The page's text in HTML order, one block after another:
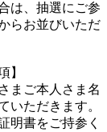
は、抽選にご参
らお並びいただ
】
まご本人さま名
いただきます。
明書をご持参く